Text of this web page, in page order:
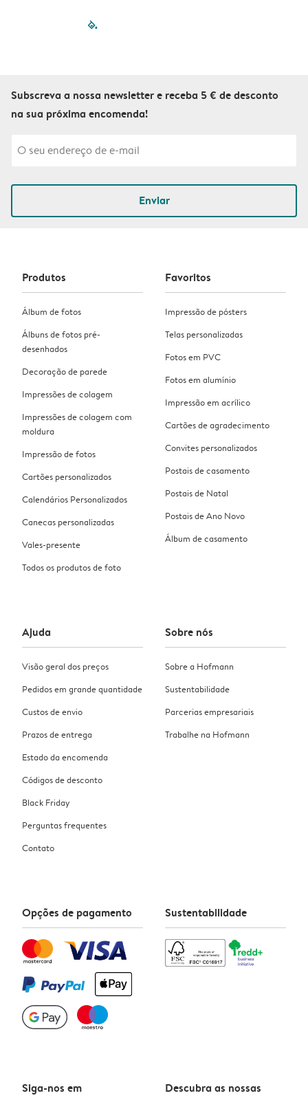
filled-pagination
Subscreva a nossa newsletter e receba 5 € de desconto
na sua próxima encomenda!
Enviar
Produtos
Álbum de fotos
Álbuns de fotos pré-
desenhados
Decoração de parede
Impressões de colagem
Impressões de colagem com
moldura
Impressão de fotos
Cartões personalizados
Calendários Personalizados
Canecas personalizadas
Vales-presente
Todos os produtos de foto
Favoritos
Impressão de pósters
Telas personalizadas
Fotos em PVC
Fotos em alumínio
Impressão em acrílico
Cartões de agradecimento
Convites personalizados
Postais de casamento
Postais de Natal
Postais de Ano Novo
Álbum de casamento
Ajuda
Visão geral dos preços
Pedidos em grande quantidade
Custos de envio
Prazos de entrega
Estado da encomenda
Códigos de desconto
Black Friday
Perguntas frequentes
Contato
Sobre nós
Sobre a Hofmann
Sustentabilidade
Parcerias empresariais
Trabalhe na Hofmann
Opções de pagamento Sustentabilidade
Siga-nos em
Descubra as nossas